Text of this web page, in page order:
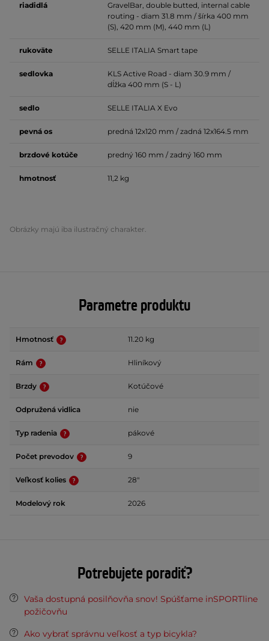
riadidlá
GravelBar, double butted, internal cable
routing - diam 31.8 mm / šírka 400 mm
(S), 420 mm (M), 440 mm (L)
rukoväte SELLE ITALIA Smart tape
sedlovka
KLS Active Road - diam 30.9 mm /
dĺžka 400 mm (S - L)
sedlo SELLE ITALIA X Evo
pevná os predná 12x120 mm / zadná 12x164.5 mm
brzdové kotúče predný 160 mm / zadný 160 mm
hmotnosť 11,2 kg
Obrázky majú iba ilustračný charakter.
Parametre produktu
Hmotnosť 11.20 kg
Rám Hliníkový
Brzdy Kotúčové
Odpružená vidlica nie
Typ radenia pákové
Počet prevodov 9
Veľkosť kolies 28"
Modelový rok 2026
Potrebujete poradiť?
Vaša dostupná posilňovňa snov! Spúšťame inSPORTline
požičovňu
Ako vybrať správnu veľkosť a typ bicykla?